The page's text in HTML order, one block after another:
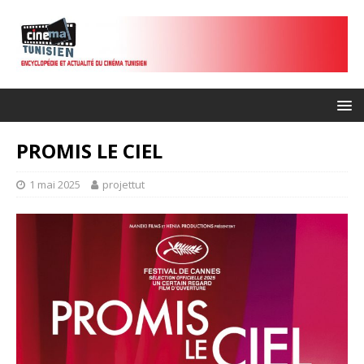
PROMIS LE CIEL
1 mai 2025 projettut